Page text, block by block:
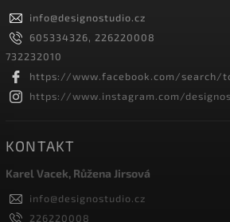
info@designostudio.cz
605334326, 226220008
732232010
https://www.facebook.com/search/
https://www.instagram.com/
KONTAKT
Karel Vacek, Růžena Jirsová
info@designostudio.cz
226220008